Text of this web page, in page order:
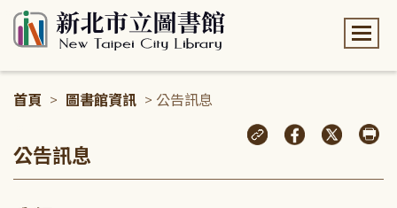
首頁 > 圖書館資訊 > 公告訊息
公告訊息